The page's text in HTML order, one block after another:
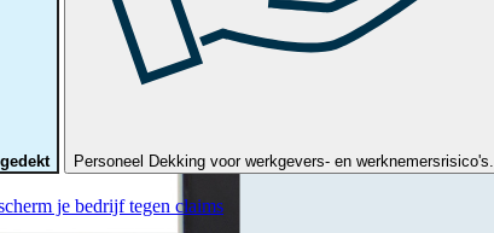
Personeel Dekking voor werkgevers- en werknemersrisico's.
je bedrijf tegen claims